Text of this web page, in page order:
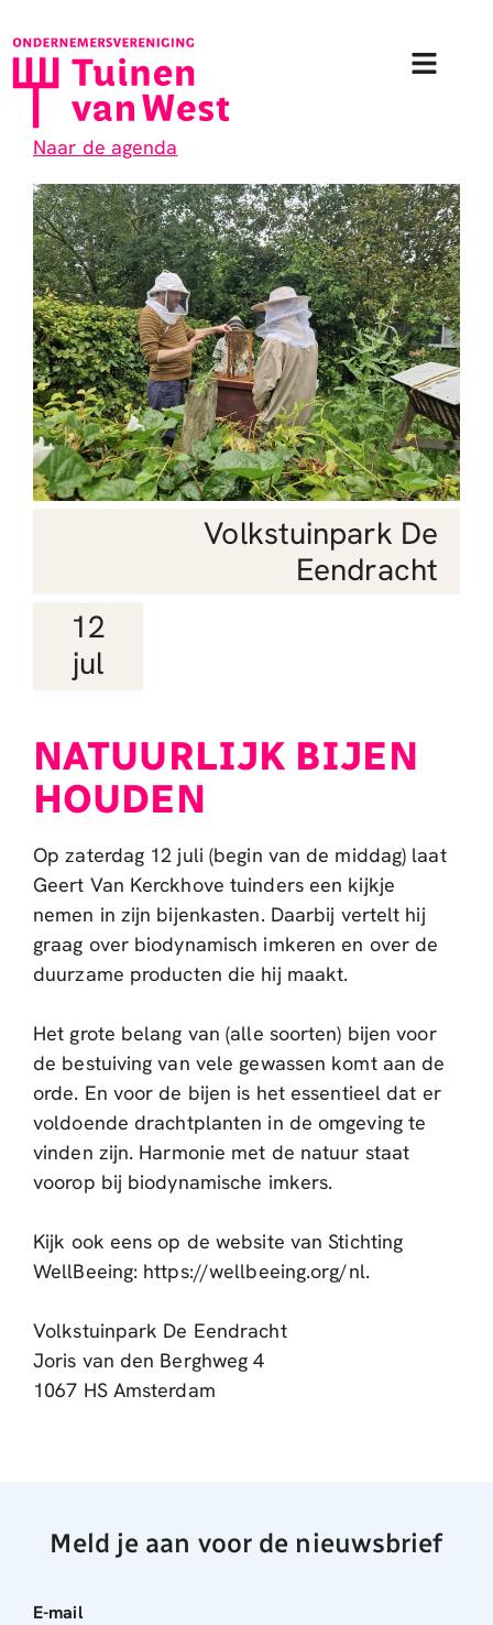
naar
Naar de agenda
Volkstuinpark De
Eendracht
12
jul
NATUURLIJK BIJEN
HOUDEN
Op zaterdag 12 juli (begin van de middag) laat
Geert Van Kerckhove tuinders een kijkje
nemen in zijn bijenkasten. Daarbij vertelt hij
graag over biodynamisch imkeren en over de
duurzame producten die hij maakt.
Het grote belang van (alle soorten) bijen voor
de bestuiving van vele gewassen komt aan de
orde. En voor de bijen is het essentieel dat er
voldoende drachtplanten in de omgeving te
vinden zijn. Harmonie met de natuur staat
voorop bij biodynamische imkers.
Kijk ook eens op de website van Stichting
WellBeeing: https://wellbeeing.org/nl.
Volkstuinpark De Eendracht
Joris van den Berghweg 4
1067 HS Amsterdam
Meld je aan voor de nieuwsbrief
E-mail